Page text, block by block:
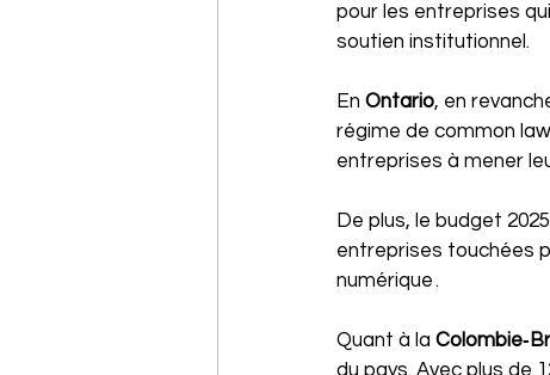
pour les entreprises
soutien institutionnel.
En Ontario, en
régime de common
entreprises à mener
De plus, le budget
entreprises touchées
numérique .
Quant à la
du pays. Avec plus de